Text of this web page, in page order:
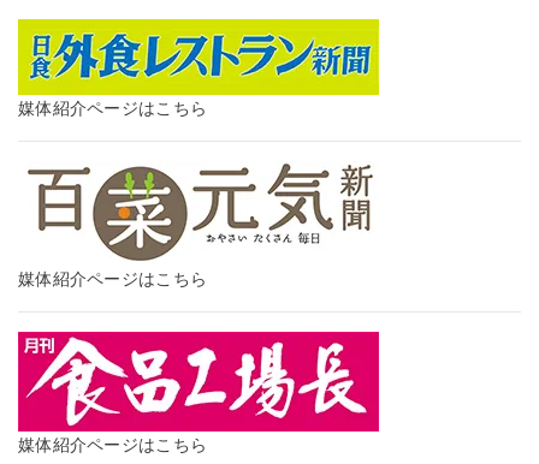
媒体紹介ページはこちら
媒体紹介ページはこちら
媒体紹介ページはこちら